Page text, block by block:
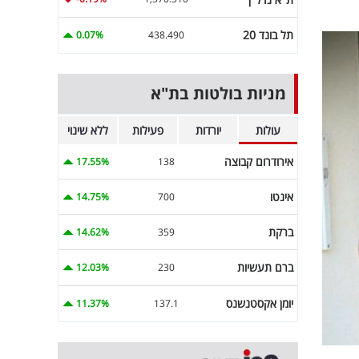
תל בונד 20 438.490
0.07%
מניות בולטות בת"א
עולות יורדות פעילות ללא שינוי
אירודרום קבוצה 138
17.55%
אינטו 700
14.75%
ברקת 359
14.62%
ברם תעשיות 230
12.03%
יומן אקסטנשנס 137.1
11.37%